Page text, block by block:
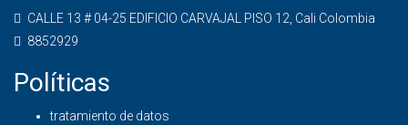
CALLE 13 # 04-25 EDIFICIO CARVAJAL PISO 12, Cali Colombia
8852929
Políticas
tratamiento de datos